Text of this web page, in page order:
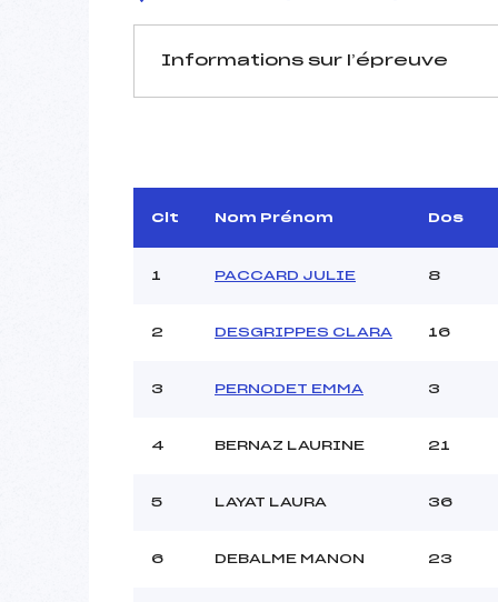
Informations sur l’épreuve
Arbitre :
Assistant :
MANCHE 1
Heure de départ :
Ouvreurs A :
Ouvreurs C :
Clt Nom Prénom Dos
1 PACCARD JULIE 8
2 DESGRIPPES CLARA 16
3 PERNODET EMMA 3
4 BERNAZ LAURINE 21
5 LAYAT LAURA 36
6 DEBALME MANON 23